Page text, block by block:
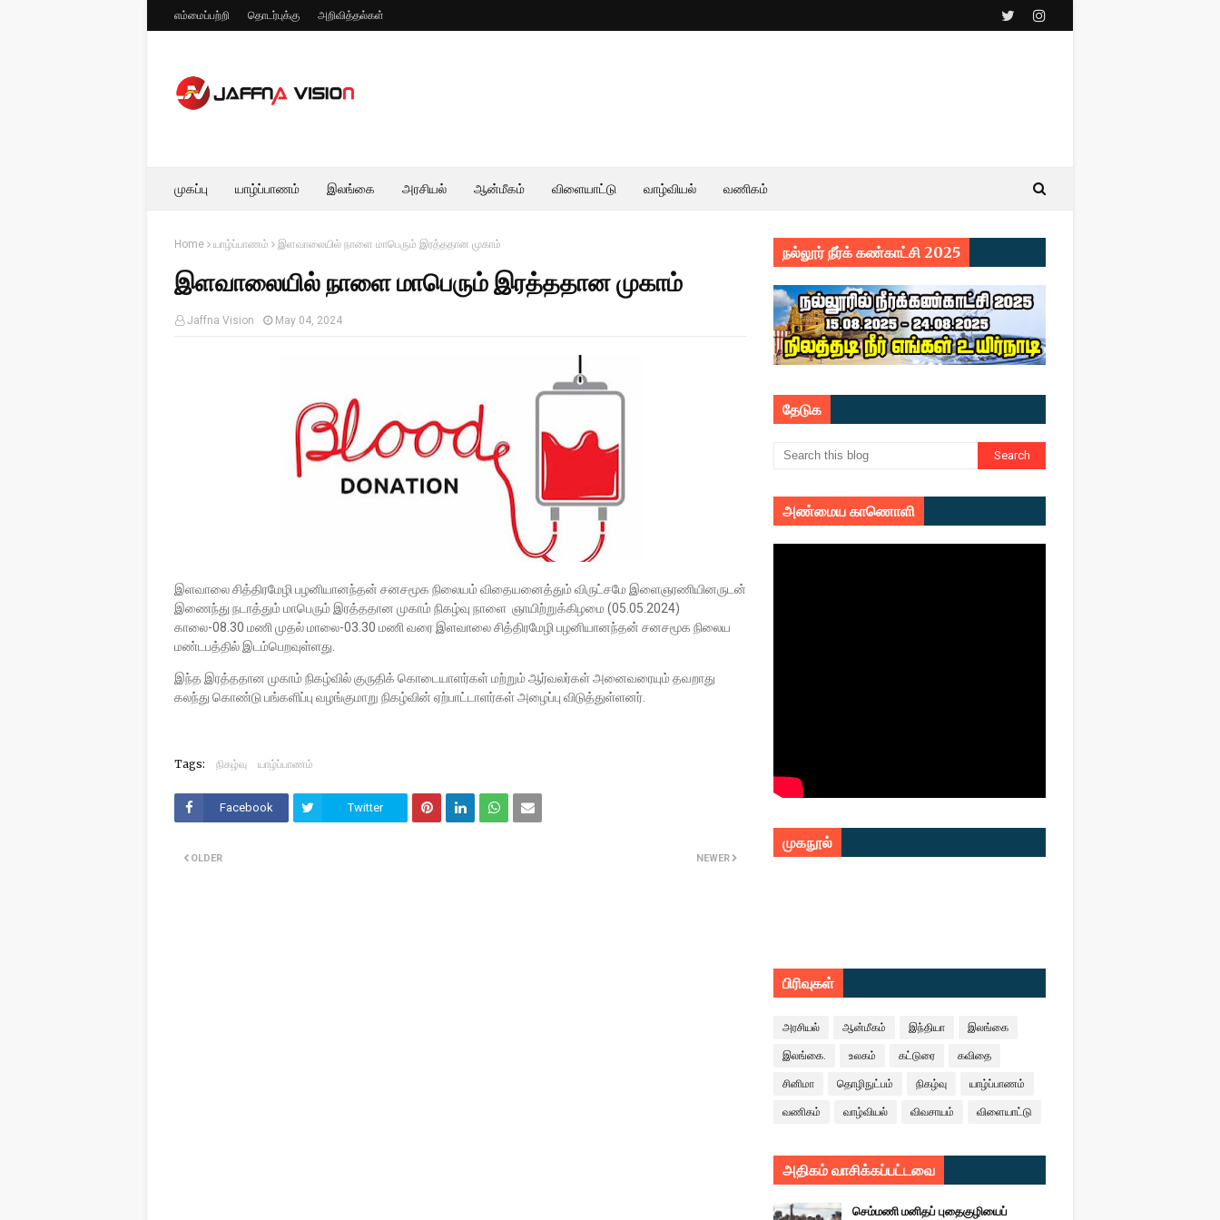
எம்மைப்பற்றி தொடர்புக்கு அறிவித்தல்கள்
முகப்பு யாழ்ப்பாணம் இலங்கை அரசியல் ஆன்மீகம் விளையாட்டு வாழ்வியல் வணிகம்
Home யாழ்ப்பாணம் இளவாலையில் நாளை மாபெரும் இரத்ததான முகாம்
இளவாலையில் நாளை மாபெரும் இரத்ததான முகாம்
Jaffna Vision May 04, 2024
இளவாலை சித்திரமேழி பழனியானந்தன் சனசமூக நிலையம் விதையனைத்தும் விருட்சமே இளைஞரணியினருடன்
இணைந்து நடாத்தும் மாபெரும் இரத்ததான முகாம் நிகழ்வு நாளை ஞாயிற்றுக்கிழமை (05.05.2024)
காலை-08.30 மணி முதல் மாலை-03.30 மணி வரை இளவாலை சித்திரமேழி பழனியானந்தன் சனசமூக நிலைய
மண்டபத்தில் இடம்பெறவுள்ளது.
இந்த இரத்ததான முகாம் நிகழ்வில் குருதிக் கொடையாளர்கள் மற்றும் ஆர்வலர்கள் அனைவரையும் தவறாது
கலந்து கொண்டு பங்களிப்பு வழங்குமாறு நிகழ்வின் ஏற்பாட்டாளர்கள் அழைப்பு விடுத்துள்ளனர்.
Tags: நிகழ்வு யாழ்ப்பாணம்
Facebook Twitter
NEWER
OLDER
நல்லூர் நீர்க் கண்காட்சி 2025
தேடுக
அண்மைய காணொளி
முகநூல்
பிரிவுகள்
அரசியல் ஆன்மீகம் இந்தியா இலங்கை
இலங்கை. உலகம் கட்டுரை கவிதை
சினிமா தொழிநுட்பம் நிகழ்வு யாழ்ப்பாணம்
வணிகம் வாழ்வியல் விவசாயம் விளையாட்டு
அதிகம் வாசிக்கப்பட்டவை
செம்மணி மனிதப் புதைகுழியைப்